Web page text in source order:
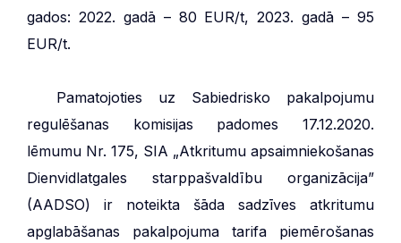
gados: 2022. gadā – 80 EUR/t, 2023. gadā – 95
EUR/t.
Pamatojoties uz Sabiedrisko pakalpojumu
regulēšanas komisijas padomes 17.12.2020.
lēmumu Nr. 175, SIA „Atkritumu apsaimniekošanas
Dienvidlatgales starppašvaldību organizācija”
(AADSO) ir noteikta šāda sadzīves atkritumu
apglabāšanas pakalpojuma tarifa piemērošanas